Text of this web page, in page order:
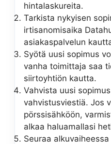
hintalaskureita.
Tarkista nykyisen
irtisanomisaika
asiakaspalvelun
Syötä uusi sopimus
vanha toimittaja saa
siirtoyhtiön kautta.
Vahvista uusi
vahvistusviestiä. Jos
pörssisähköön,
alkaa haluamallasi
Seuraa